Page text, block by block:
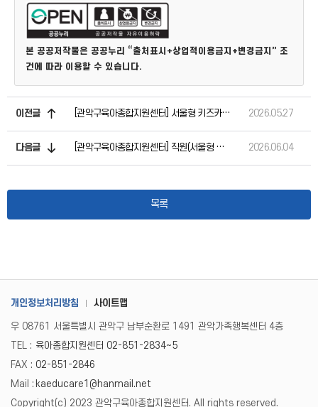
본 공공저작물은 공공누리 “출처표시+상업적이용금지+변경금지” 조
건에 따라 이용할 수 있습니다.
이전글 [관악구육아종합지원센터] 서울형 키즈카페 신사동점 6월 부모-자녀 프로그램 안내 2026.05.27
다음글 [관악구육아종합지원센터] 직원(서울형 키즈카페 돌봄요원) 1차 서류전형 합격자 안내 2026.06.04
목록
개인정보처리방침 사이트맵
우 08761 서울특별시 관악구 남부순환로 1491 관악가족행복센터 4층
TEL : 육아종합지원센터 02-851-2834~5
FAX : 02-851-2846
Mail : kaeducare1@hanmail.net
Copyright(c) 2023 관악구육아종합지원센터. All rights reserved.